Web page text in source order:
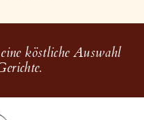
köstliche Auswahl